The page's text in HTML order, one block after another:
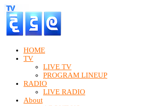
HOME
TV
LIVE TV
PROGRAM LINEUP
RADIO
LIVE RADIO
About